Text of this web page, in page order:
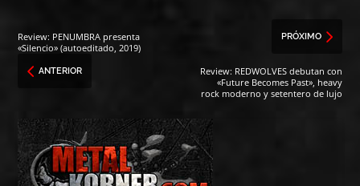
Review: PENUMBRA presenta
«Silencio» (autoeditado, 2019)
ANTERIOR
PRÓXIMO
Review: REDWOLVES debutan con
«Future Becomes Past», heavy
rock moderno y setentero de lujo